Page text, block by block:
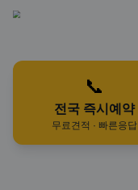
📞
전국 즉시예약
무료견적 · 빠른응답